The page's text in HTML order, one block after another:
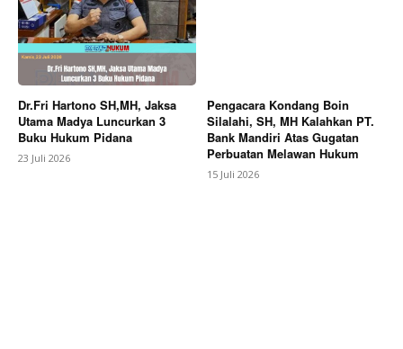
Dr.Fri Hartono SH,MH, Jaksa
Utama Madya Luncurkan 3
Buku Hukum Pidana
23 Juli 2026
Pengacara Kondang Boin
Silalahi, SH, MH Kalahkan PT.
Bank Mandiri Atas Gugatan
Perbuatan Melawan Hukum
15 Juli 2026